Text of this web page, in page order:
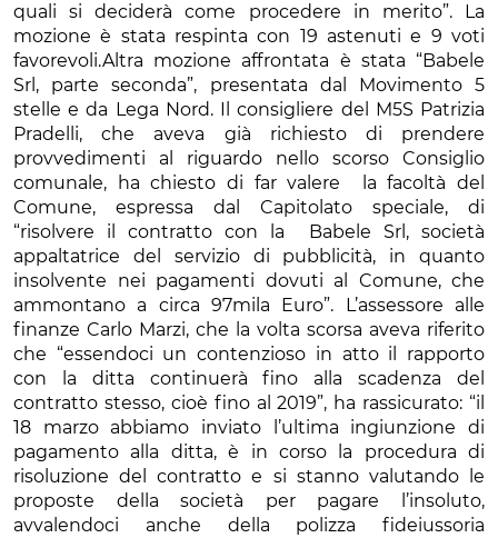
quali si deciderà come procedere in merito”. La
mozione è stata respinta con 19 astenuti e 9 voti
favorevoli.Altra mozione affrontata è stata “Babele
Srl, parte seconda”, presentata dal Movimento 5
stelle e da Lega Nord. Il consigliere del M5S Patrizia
Pradelli, che aveva già richiesto di prendere
provvedimenti al riguardo nello scorso Consiglio
comunale, ha chiesto di far valere la facoltà del
Comune, espressa dal Capitolato speciale, di
“risolvere il contratto con la Babele Srl, società
appaltatrice del servizio di pubblicità, in quanto
insolvente nei pagamenti dovuti al Comune, che
ammontano a circa 97mila Euro”. L’assessore alle
finanze Carlo Marzi, che la volta scorsa aveva riferito
che “essendoci un contenzioso in atto il rapporto
con la ditta continuerà fino alla scadenza del
contratto stesso, cioè fino al 2019”, ha rassicurato: “il
18 marzo abbiamo inviato l’ultima ingiunzione di
pagamento alla ditta, è in corso la procedura di
risoluzione del contratto e si stanno valutando le
proposte della società per pagare l’insoluto,
avvalendoci anche della polizza fideiussoria